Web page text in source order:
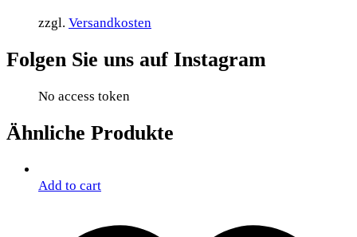
zzgl. Versandkosten
Folgen Sie uns auf Instagram
No access token
Ähnliche Produkte
Add to cart